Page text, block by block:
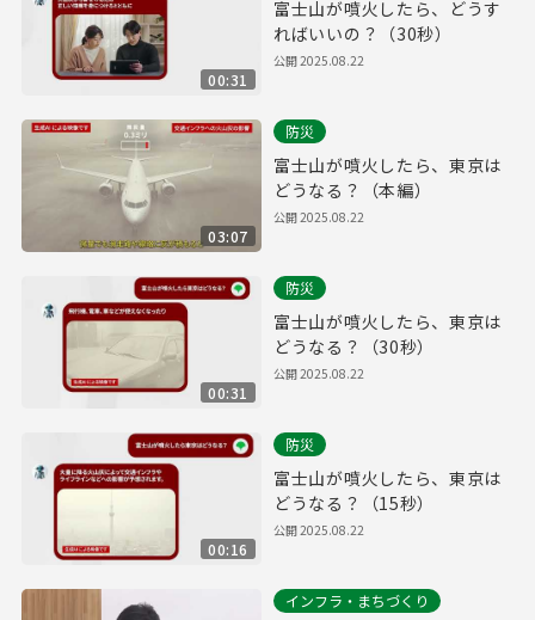
00:31
富士山が噴火したら、どうす
ればいいの？（30秒）
公開2025.08.22
03:07
防災
富士山が噴火したら、東京は
どうなる？（本編）
公開2025.08.22
00:31
防災
富士山が噴火したら、東京は
どうなる？（30秒）
公開2025.08.22
00:16
防災
富士山が噴火したら、東京は
どうなる？（15秒）
公開2025.08.22
インフラ・まちづくり